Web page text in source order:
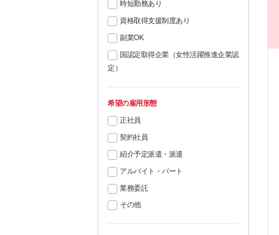
時短勤務あり
資格取得支援制度あり
副業OK
国認定取得企業（女性活躍推進企業認
定）
希望の雇用形態
正社員
契約社員
紹介予定派遣・派遣
アルバイト・パート
業務委託
その他